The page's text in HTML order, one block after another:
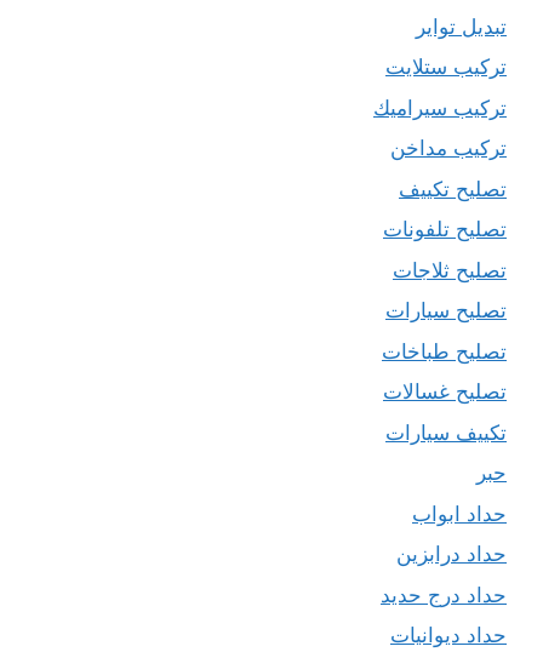
تبديل تواير
تركيب ستلايت
تركيب سيراميك
تركيب مداخن
تصليح تكييف
تصليح تلفونات
تصليح ثلاجات
تصليح سيارات
تصليح طباخات
تصليح غسالات
تكييف سيارات
حبر
حداد ابواب
حداد درابزين
حداد درج حديد
حداد ديوانيات